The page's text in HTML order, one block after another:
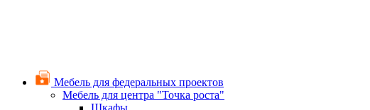
Мебель для федеральных проектов
Мебель для центра "Точка роста"
Шкафы